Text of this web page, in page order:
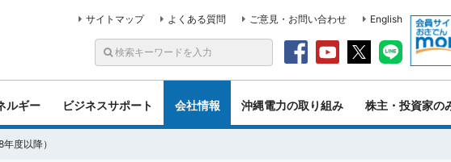
サイトマップ よくある質問 ご意見・お問い合わせ English
ルギー ビジネスサポート 会社情報 沖縄電力の取り組み 株主・投資家の
度以降）